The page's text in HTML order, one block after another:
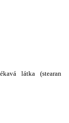
látka (stearan